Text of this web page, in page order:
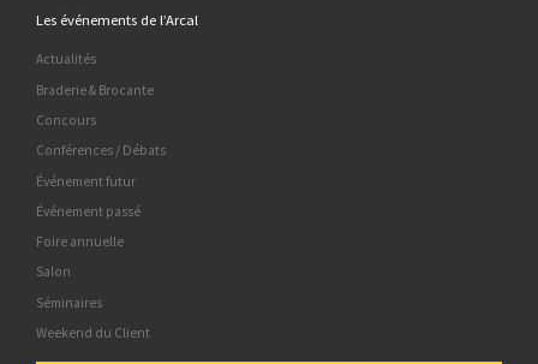
Les événements de l’Arcal
Actualités
Braderie & Brocante
Concours
Conférences / Débats
Événement futur
Événement passé
Foire annuelle
Salon
Séminaires
Weekend du Client